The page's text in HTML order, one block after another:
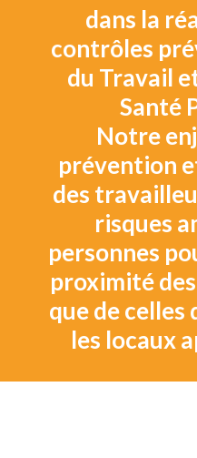
dans la
contrôles
du Travail
Santé
Notre
prévention
des
risques
personnes
proximité
que de
les locaux